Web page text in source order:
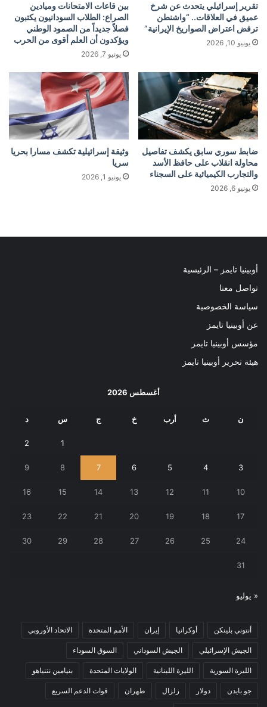
تقرير إسرائيلي يتحدث عن شرخ
عميق في العلاقات.. “واشنطن
ترفض اعتراض الصواريخ الإيرانية”
يونيو 10, 2026
بين قاعات الامتحانات وميادين
الصراع: الطلاب السودانيون يكتبون
فصلاً جديداً من الصمود الوطني
ويؤكدون أن العلم أقوى من الحرب
يونيو 7, 2026
ضابط سوري سابق يكشف تفاصيل
محاولة انقلاب على حافظ الأسد
والتجارب الكيميائية على السجناء
يونيو 6, 2026
وثيقة إسرائيلية تكشف مسارا بحريا
سريا
يونيو 1, 2026
أوبينيا تايمز – الرئيسية
تواصل معنا
سياسة الخصوصية
عن أوبينيا تايمز
مؤسس أوبينيا تايمز
هيئة تحرير أوبينيا تايمز
أغسطس 2026
ن ث أرب خ ج س د
1
2
3
4
5
6
7
8
9
10
11
12
13
14
15
16
17
18
19
20
21
22
23
24
25
26
27
28
29
30
31
« يوليو
أنتوني بلينكن أوكرانيا إيران الأمم المتحدة الاتحاد الأوروبي
الجيش الإسرائيلي الجيش السوداني السوق السوداء
الليرة السورية الليرة اللبنانية الولايات المتحدة بنيامين نتنياهو
جو بايدن دولار زلزال طهران قوات الدعم السريع